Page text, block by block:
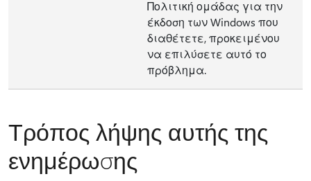
Πολιτική ομάδας για την
έκδοση των Windows που
διαθέτετε, προκειμένου
να επιλύσετε αυτό το
πρόβλημα.
Τρόπος λήψης αυτής της
ενημέρωσης